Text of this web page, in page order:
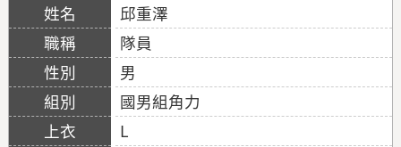
邱重澤
隊員
男
國男組角力
L